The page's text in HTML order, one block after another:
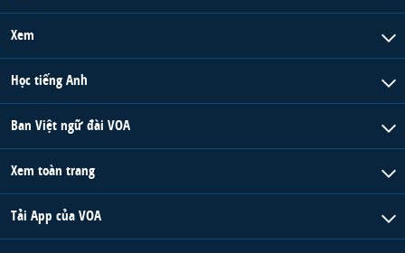
Xem
Học tiếng Anh
Ban Việt ngữ đài VOA
Xem toàn trang
Tải App của VOA